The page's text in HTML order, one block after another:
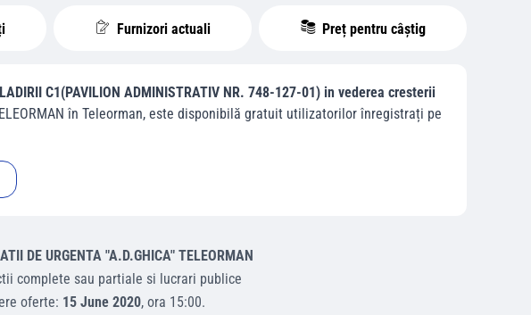
Furnizori actuali Preț pentru câștig
C1(PAVILION ADMINISTRATIV NR. 748-127-01) in vederea cresterii
în Teleorman, este disponibilă gratuit utilizatorilor înregistrați pe
DE URGENTA "A.D.GHICA" TELEORMAN
complete sau partiale si lucrari publice
oferte: 15 June 2020, ora 15:00.